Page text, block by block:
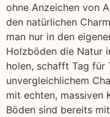
ohne Anzeichen von
den natürlichen
man nur in den
Holzböden die Natur
holen, schafft Tag für
unvergleichlichem
mit echten, massiven
Böden sind bereits